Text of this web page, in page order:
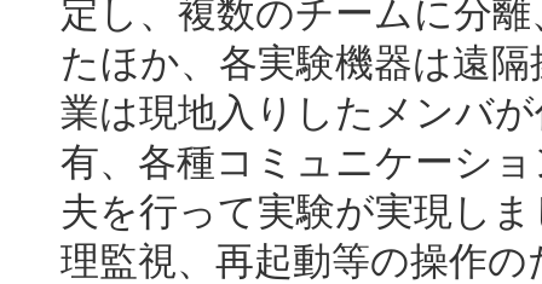
定し、複数のチームに分
たほか、各実験機器は遠
業は現地入りしたメンバ
有、各種コミュニケーシ
夫を行って実験が実現し
理監視、再起動等の操作